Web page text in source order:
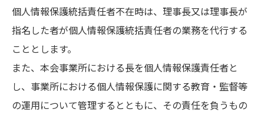
個人情報保護統括責任者不在時は、理事長又は理事長が
指名した者が個人情報保護統括責任者の業務を代行する
こととします。
また、本会事業所における長を個人情報保護責任者と
し、事業所における個人情報保護に関する教育・監督等
の運用について管理するとともに、その責任を負うもの